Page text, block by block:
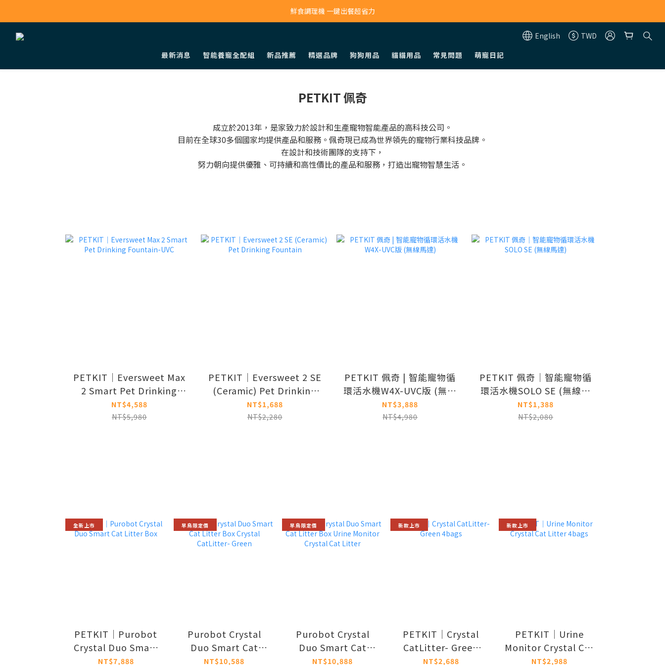
寵物吸毛機 吸毛清淨抗敏一次搞定
鮮食調理機 一鍵出餐超省力
English
TWD
最新消息
智能養寵全配組 新品推薦 精選品牌 狗狗用品 貓貓用品 常見問題 萌寵日記
PETKIT 佩奇
成立於2013年，是家致力於設計和生產寵物智能產品的高科技公司。
目前在全球30多個國家均提供產品和服務。佩奇現已成為世界領先的寵物行業科技品牌。
在設計和技術團隊的支持下，
努力朝向提供優雅、可持續和高性價比的產品和服務，打造出寵物智慧生活。
PETKIT｜Eversweet Max
2 Smart Pet Drinking
Fountain-UVC
NT$4,588
NT$5,980
PETKIT｜Eversweet 2 SE
(Ceramic) Pet Drinking
Fountain
NT$1,688
NT$2,280
PETKIT 佩奇 | 智能寵物循
環活水機W4X-UVC版 (無線
馬達)
NT$3,888
NT$4,980
PETKIT 佩奇｜智能寵物循
環活水機SOLO SE (無線馬
達)
NT$1,388
NT$2,080
全新上市
PETKIT｜Purobot
Crystal Duo Smart
Cat Litter Box
NT$7,888
早鳥限定價
Purobot Crystal
Duo Smart Cat
Litter Box Crystal
NT$10,588
早鳥限定價
Purobot Crystal
Duo Smart Cat
Litter Box Urine
NT$10,888
新款上市
PETKIT｜Crystal
CatLitter- Green
4bags
NT$2,688
新款上市
PETKIT｜Urine
Monitor Crystal Cat
Litter 4bags
NT$2,988